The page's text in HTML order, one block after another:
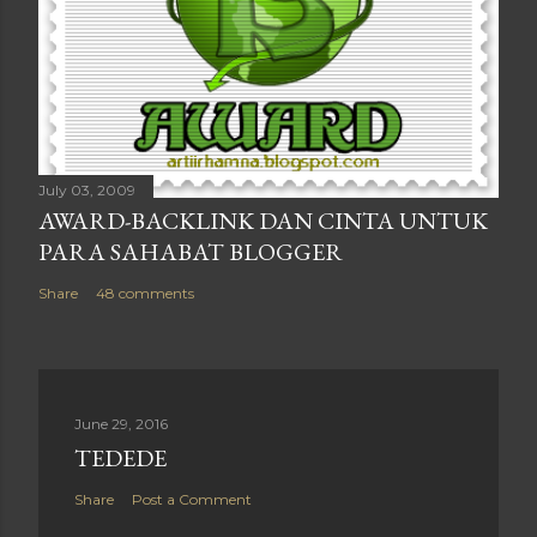
July 03, 2009
AWARD-BACKLINK DAN CINTA UNTUK
PARA SAHABAT BLOGGER
Share 48 comments
June 29, 2016
TEDEDE
Share Post a Comment